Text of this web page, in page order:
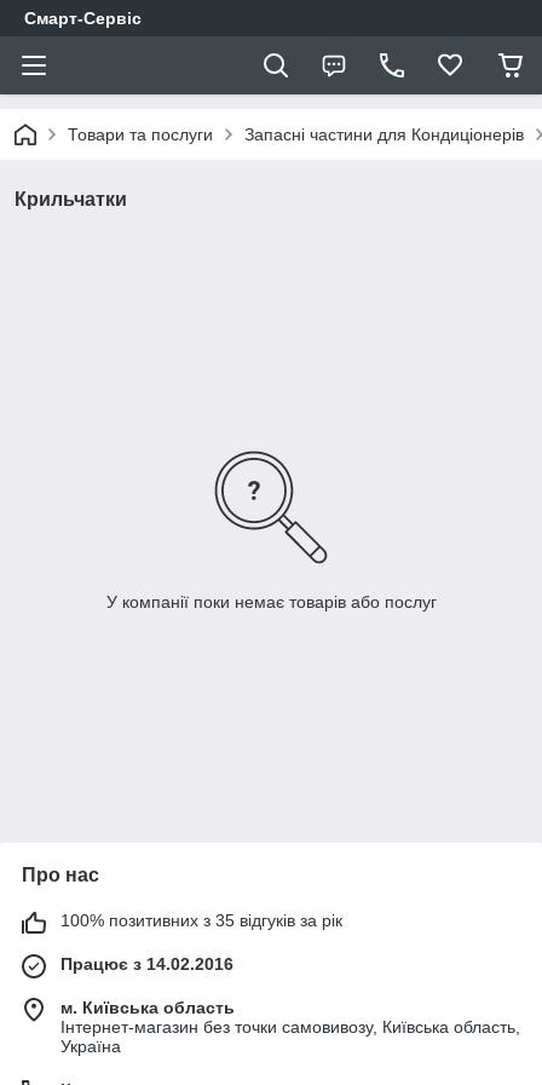
Смарт-Сервіс
Товари та послуги Запасні частини для Кондиціонерів
Крильчатки
У компанії поки немає товарів або послуг
Про нас
100% позитивних з 35 відгуків за рік
Працює з 14.02.2016
м. Київська область
Інтернет-магазин без точки самовивозу, Київська область,
Україна